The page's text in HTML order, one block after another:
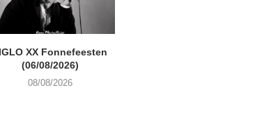
XX Fonnefeesten
(06/08/2026)
08/08/2026